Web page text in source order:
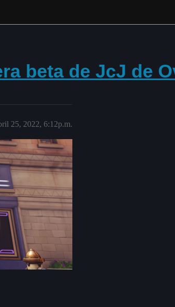
beta de JcJ de
25, 2022, 6:12p.m.